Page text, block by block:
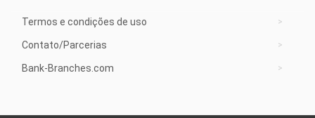
Termos e condições de uso
Contato/Parcerias
Bank-Branches.com